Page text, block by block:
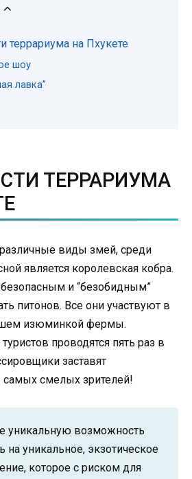
террариума на Пхукете
шоу
лавка”
ТЕРРАРИУМА
виды змей, среди
является королевская кобра.
и “безобидным”
питонов. Все они участвуют в
изюминкой фермы.
проводятся пять раз в
заставят
самых смелых зрителей!
уникальную возможность
на уникальное, экзотическое
которое с риском для